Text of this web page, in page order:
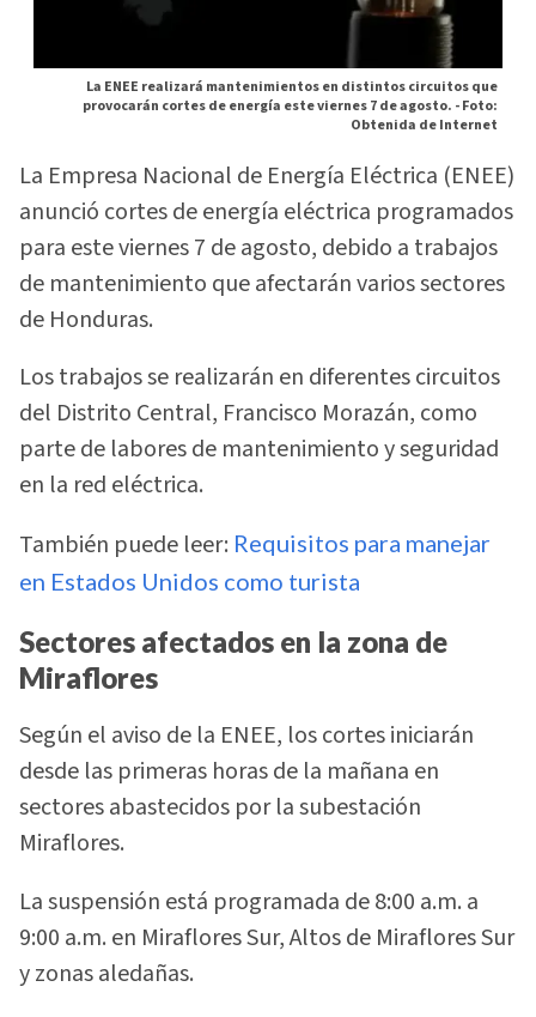
La ENEE realizará mantenimientos en distintos circuitos que
provocarán cortes de energía este viernes 7 de agosto. -Foto:
Obtenida de Internet
La Empresa Nacional de Energía Eléctrica (ENEE)
anunció cortes de energía eléctrica programados
para este viernes 7 de agosto, debido a trabajos
de mantenimiento que afectarán varios sectores
de Honduras.
Los trabajos se realizarán en diferentes circuitos
del Distrito Central, Francisco Morazán, como
parte de labores de mantenimiento y seguridad
en la red eléctrica.
También puede leer: Requisitos para manejar
en Estados Unidos como turista
Sectores afectados en la zona de
Miraflores
Según el aviso de la ENEE, los cortes iniciarán
desde las primeras horas de la mañana en
sectores abastecidos por la subestación
Miraflores.
La suspensión está programada de 8:00 a.m. a
9:00 a.m. en Miraflores Sur, Altos de Miraflores Sur
y zonas aledañas.